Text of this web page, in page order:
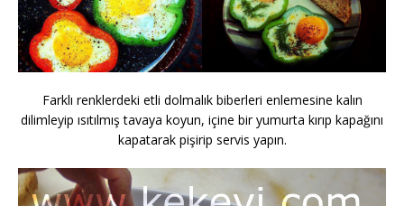
Farklı renklerdeki etli dolmalık biberleri enlemesine kalın
dilimleyip ısıtılmış tavaya koyun, içine bir yumurta kırıp kapağını
kapatarak pişirip servis yapın.